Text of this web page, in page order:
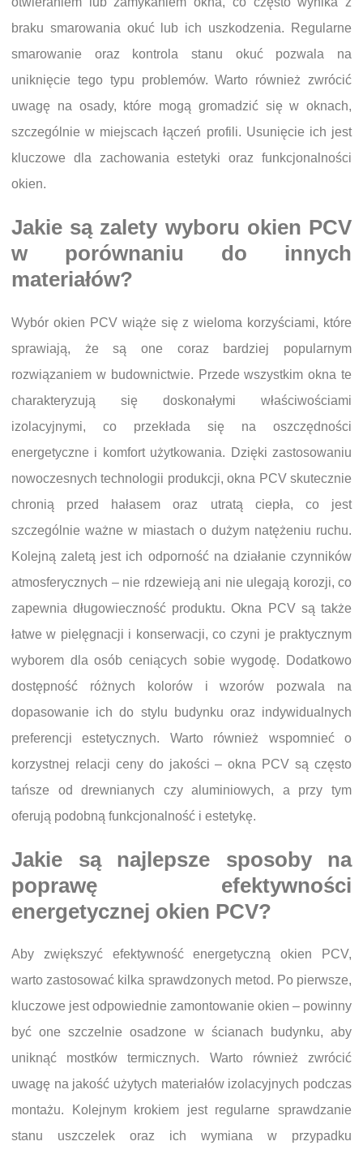
braku smarowania okuć lub ich uszkodzenia. Regularne
smarowanie oraz kontrola stanu okuć pozwala na
uniknięcie tego typu problemów. Warto również zwrócić
uwagę na osady, które mogą gromadzić się w oknach,
szczególnie w miejscach łączeń profili. Usunięcie ich jest
kluczowe dla zachowania estetyki oraz funkcjonalności
okien.
Jakie są zalety wyboru okien PCV
w porównaniu do innych
materiałów?
Wybór okien PCV wiąże się z wieloma korzyściami, które
sprawiają, że są one coraz bardziej popularnym
rozwiązaniem w budownictwie. Przede wszystkim okna te
charakteryzują się doskonałymi właściwościami
izolacyjnymi, co przekłada się na oszczędności
energetyczne i komfort użytkowania. Dzięki zastosowaniu
nowoczesnych technologii produkcji, okna PCV skutecznie
chronią przed hałasem oraz utratą ciepła, co jest
szczególnie ważne w miastach o dużym natężeniu ruchu.
Kolejną zaletą jest ich odporność na działanie czynników
atmosferycznych – nie rdzewieją ani nie ulegają korozji, co
zapewnia długowieczność produktu. Okna PCV są także
łatwe w pielęgnacji i konserwacji, co czyni je praktycznym
wyborem dla osób ceniących sobie wygodę. Dodatkowo
dostępność różnych kolorów i wzorów pozwala na
dopasowanie ich do stylu budynku oraz indywidualnych
preferencji estetycznych. Warto również wspomnieć o
korzystnej relacji ceny do jakości – okna PCV są często
tańsze od drewnianych czy aluminiowych, a przy tym
oferują podobną funkcjonalność i estetykę.
Jakie są najlepsze sposoby na
poprawę efektywności
energetycznej okien PCV?
Aby zwiększyć efektywność energetyczną okien PCV,
warto zastosować kilka sprawdzonych metod. Po pierwsze,
kluczowe jest odpowiednie zamontowanie okien – powinny
być one szczelnie osadzone w ścianach budynku, aby
uniknąć mostków termicznych. Warto również zwrócić
uwagę na jakość użytych materiałów izolacyjnych podczas
montażu. Kolejnym krokiem jest regularne sprawdzanie
stanu uszczelek oraz ich wymiana w przypadku